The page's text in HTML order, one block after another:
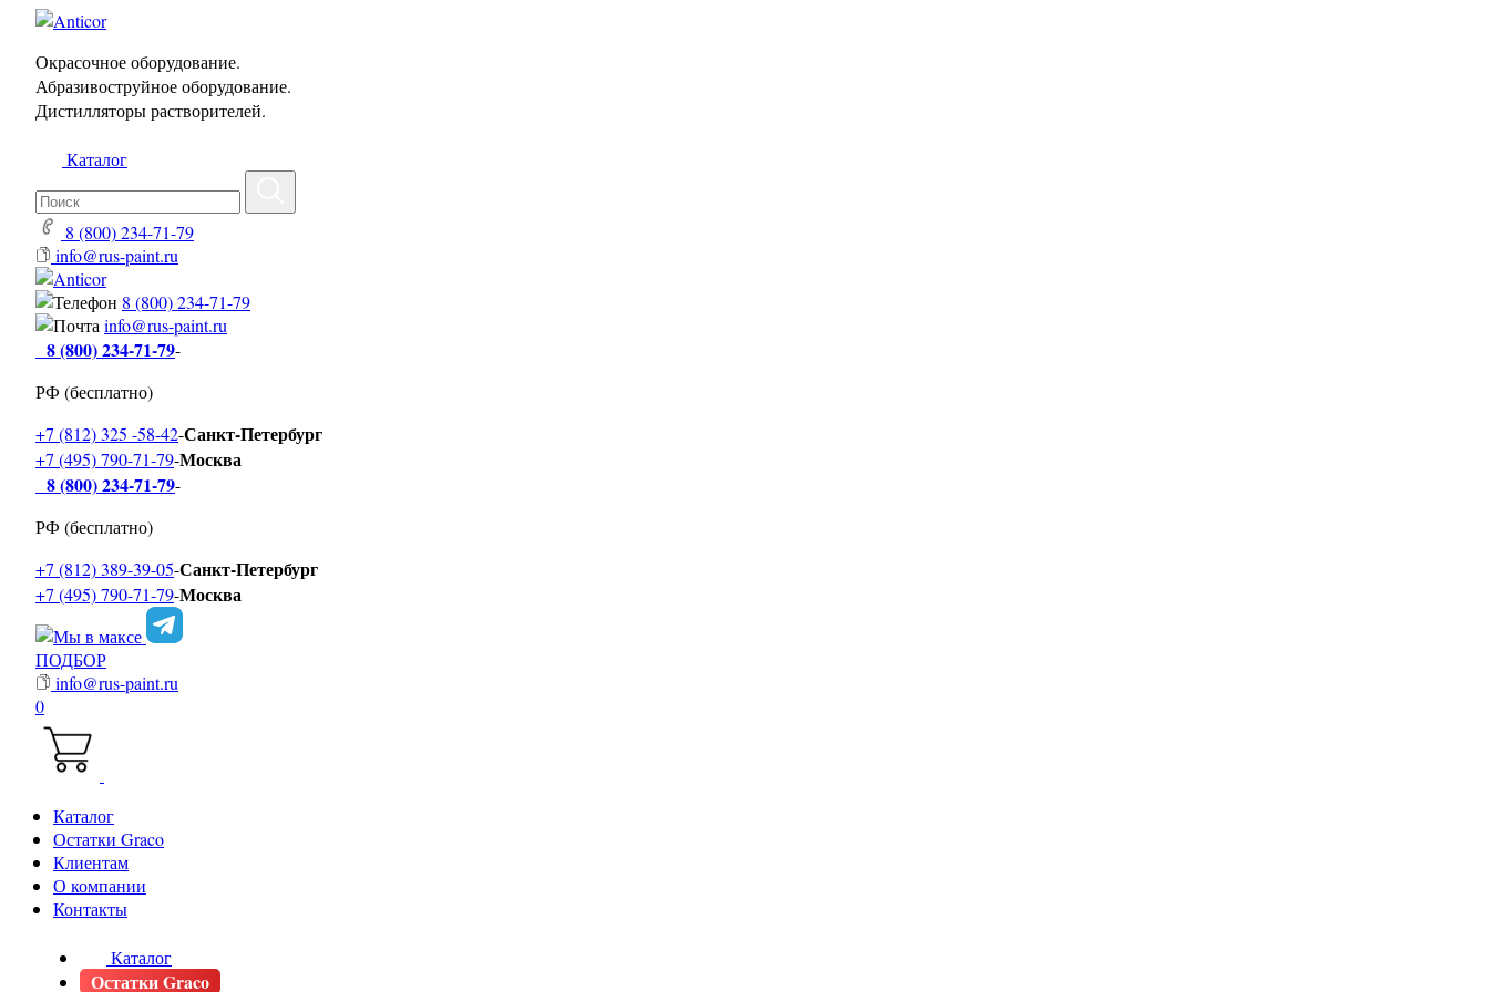
Окрасочное оборудование.
Абразивоструйное оборудование.
Дистилляторы растворителей.
Каталог
8 (800) 234-71-79
info@rus-paint.ru
8 (800) 234-71-79
info@rus-paint.ru
8 (800) 234-71-79-
РФ (бесплатно)
+7 (812) 325 -58-42-Санкт-Петербург
+7 (495) 790-71-79-Москва
8 (800) 234-71-79-
РФ (бесплатно)
+7 (812) 389-39-05-Санкт-Петербург
+7 (495) 790-71-79-Москва
ПОДБОР
info@rus-paint.ru
0
Каталог
Остатки Graco
Клиентам
О компании
Контакты
Каталог
Остатки Graco